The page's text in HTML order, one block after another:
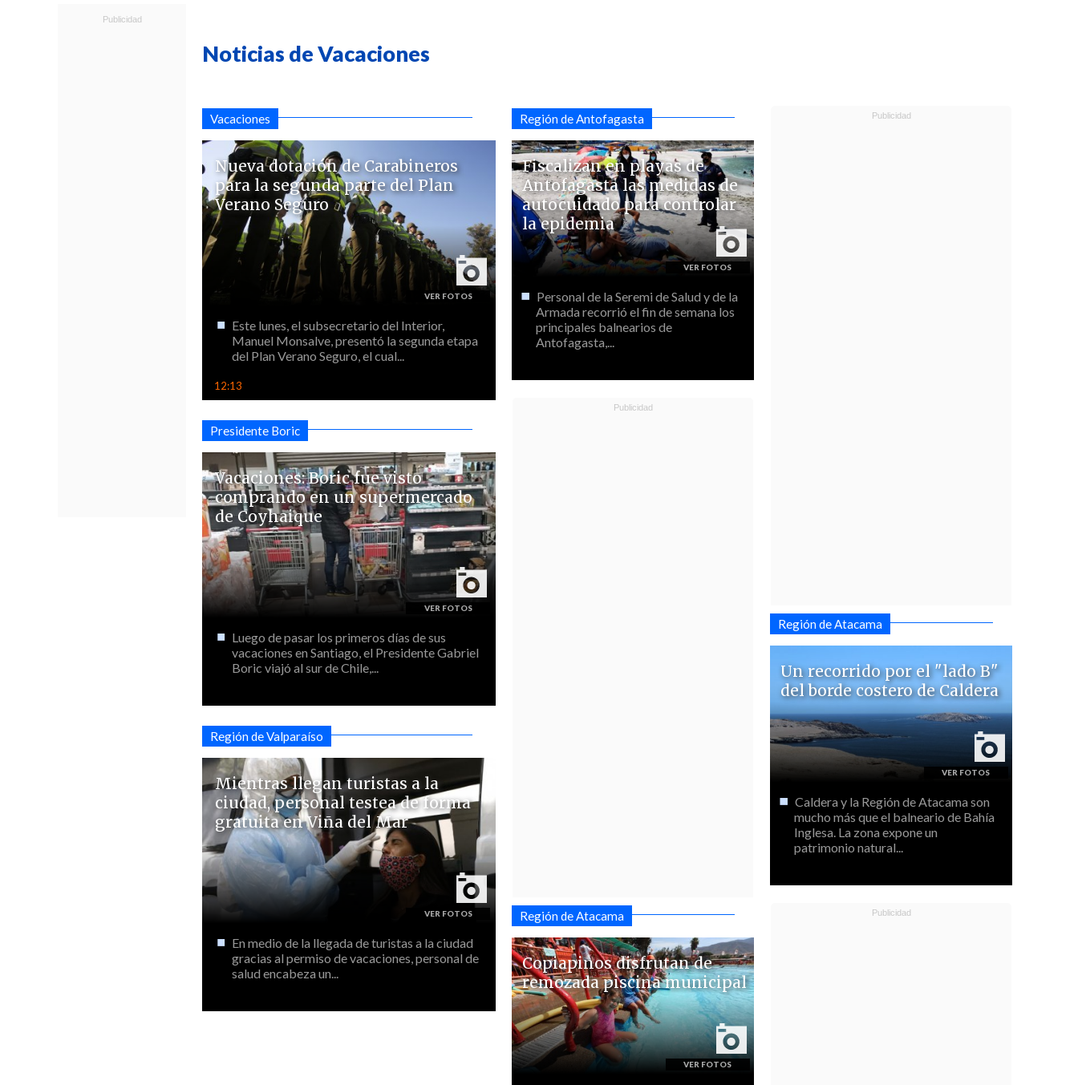
Noticias de Vacaciones
Vacaciones
Nueva dotación de Carabineros
para la segunda parte del Plan
Verano Seguro
Este lunes, el subsecretario del Interior,
Manuel Monsalve, presentó la segunda etapa
del Plan Verano Seguro, el cual...
12:13
Presidente Boric
Vacaciones: Boric fue visto
comprando en un supermercado
de Coyhaique
Luego de pasar los primeros días de sus
vacaciones en Santiago, el Presidente Gabriel
Boric viajó al sur de Chile,...
Región de Valparaíso
Mientras llegan turistas a la
ciudad, personal testea de forma
gratuita en Viña del Mar
En medio de la llegada de turistas a la ciudad
gracias al permiso de vacaciones, personal de
salud encabeza un...
Región de Antofagasta
Fiscalizan en playas de
Antofagasta las medidas de
autocuidado para controlar
la epidemia
Personal de la Seremi de Salud y de la
Armada recorrió el fin de semana los
principales balnearios de
Antofagasta,...
Región de Atacama
Copiapinos disfrutan de
remozada piscina municipal
Región de Atacama
Un recorrido por el "lado B"
del borde costero de Caldera
Caldera y la Región de Atacama son
mucho más que el balneario de Bahía
Inglesa. La zona expone un
patrimonio natural...